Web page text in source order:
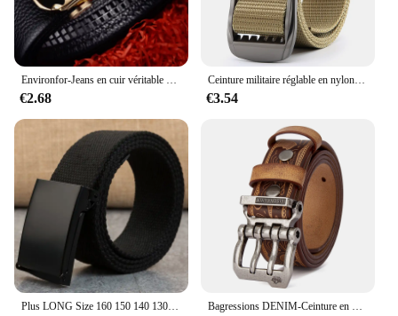
Environfor-Jeans en cuir véritable pour hommes, largeur 3.5cm, marque de voiture de sport, mode, structure automatique, noir, haute qualité, sangle de taille masculine
€2.68
Ceinture militaire réglable en nylon pour hommes et femmes, cuir de l'armée, structure en métal, environnement automatique
€3.54
Plus LONG Size 160 150 140 130 120 110 cm Canvas Belts Men Black Automatic buckle Unisex Women Large Big Size Jeans Belts 2023 Bagressions DENIM-Ceinture en Cuir group pour Homme, Sangles de Taille Rétro, pour Jeans, 2024